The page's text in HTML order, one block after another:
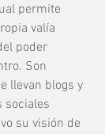
permite
valía
poder
Son
llevan blogs y
sociales
su visión de